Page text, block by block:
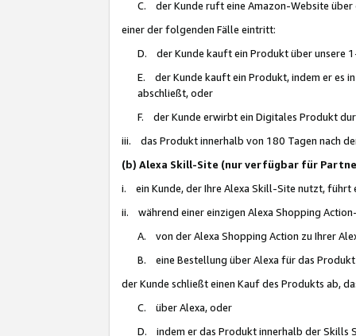
C. der Kunde ruft eine Amazon-Website über
einer der folgenden Fälle eintritt:
D. der Kunde kauft ein Produkt über unsere
E. der Kunde kauft ein Produkt, indem er es
abschließt, oder
F. der Kunde erwirbt ein Digitales Produkt
iii. das Produkt innerhalb von 180 Tagen nach
(b) Alexa Skill-Site (nur verfügbar für
i. ein Kunde, der Ihre Alexa Skill-Site nutzt, führt
ii. während einer einzigen Alexa Shopping
A. von der Alexa Shopping Action zu Ihrer
B. eine Bestellung über Alexa für das
der Kunde schließt einen Kauf des Produkts ab,
C. über Alexa, oder
D. indem er das Produkt innerhalb der Skills